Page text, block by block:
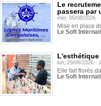
Le
passera par
mer, 05/08/2026 -
Mise en place
Le Soft
L'esthétique
lun, 29/06/2026 -
Elle fait florès
Le Soft